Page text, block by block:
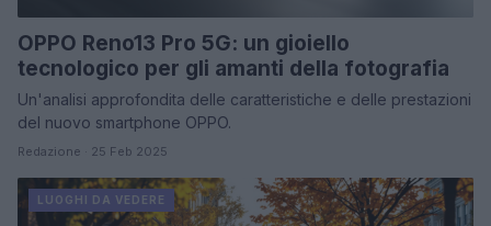
OPPO Reno13 Pro 5G: un gioiello
tecnologico per gli amanti della fotografia
Un'analisi approfondita delle caratteristiche e delle prestazioni
del nuovo smartphone OPPO.
Redazione · 25 Feb 2025
LUOGHI DA VEDERE